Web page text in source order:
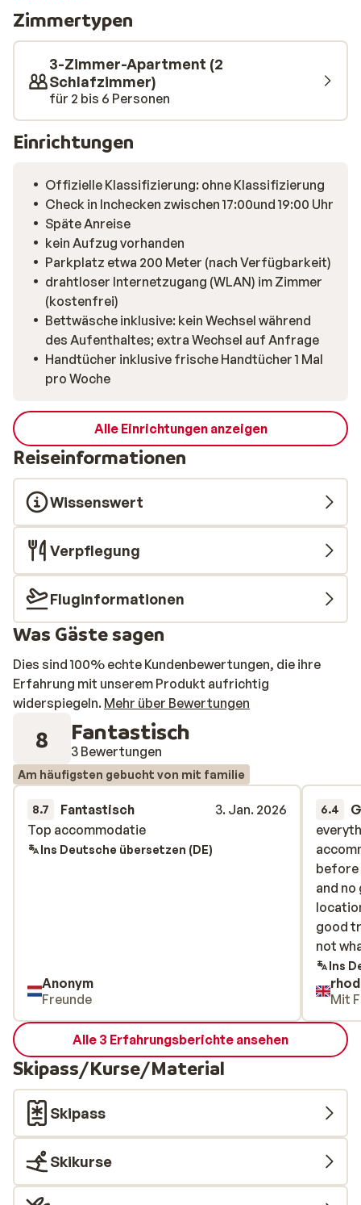
und Sie sind nur wenige Gehminuten vom Zentrum mit
verschiedenen Restaurants, Bars und Geschäften
entfernt. Ihr Apartment ist mit einer Größe von 80
Quadratmetern sehr geräumig. Es ist hell und
freundlich eingerichtet und bietet eine schöne
Kombination aus modernen und klassischen Elementen.
In der gut ausgestatteten Küche können Sie Ihre
Mahlzeiten zubereiten. Sie werden sich im Bergchalet
Résidence Roc de Peclet Ancolies sofort wie zu Hause
fühlen.
Zimmertypen
3-Zimmer-Apartment (2
Schlafzimmer)
für 2 bis 6 Personen
Einrichtungen
Offizielle Klassifizierung: ohne Klassifizierung
Check in Inchecken zwischen 17:00und 19:00 Uhr
Späte Anreise
kein Aufzug vorhanden
Parkplatz etwa 200 Meter (nach Verfügbarkeit)
drahtloser Internetzugang (WLAN) im Zimmer
(kostenfrei)
Bettwäsche inklusive: kein Wechsel während
des Aufenthaltes; extra Wechsel auf Anfrage
Handtücher inklusive frische Handtücher 1 Mal
pro Woche
Alle Einrichtungen anzeigen
Reiseinformationen
Wissenswert
Verpflegung
Fluginformationen
Was Gäste sagen
Dies sind 100% echte Kundenbewertungen, die ihre
Erfahrung mit unserem Produkt aufrichtig
widerspiegeln. Mehr über Bewertungen
8 Fantastisch
3 Bewertungen
Am häufigsten gebucht von mit familie
8.7 Fantastisch
3. Jan. 2026
Top accommodatie
Top accommodatie
Ins Deutsche übersetzen (DE)
Anonym
Freunde
6.4
before
and
good
not
before
and
good
not
Ins
Mit
Alle 3 Erfahrungsberichte ansehen
Skipass/Kurse/Material
Skipass
Skikurse